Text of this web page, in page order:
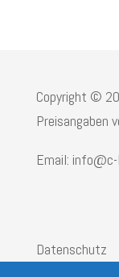
Copyright ©
Preisangaben
Email:
Datenschutz